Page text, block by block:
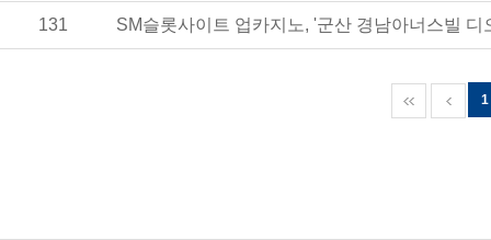
131 SM슬롯사이트 업카지노, '군산 경남아너스빌
1